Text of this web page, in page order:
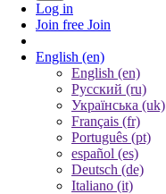
Log in
Join free Join
English (en)
English (en)
Русский (ru)
Українська (uk)
Français (fr)
Português (pt)
español (es)
Deutsch (de)
Italiano (it)